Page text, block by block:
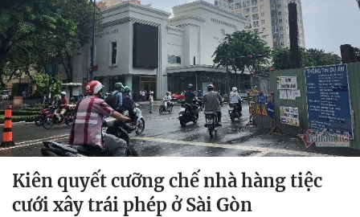
Kiên quyết cưỡng chế nhà hàng tiệc
cưới xây trái phép ở Sài Gòn